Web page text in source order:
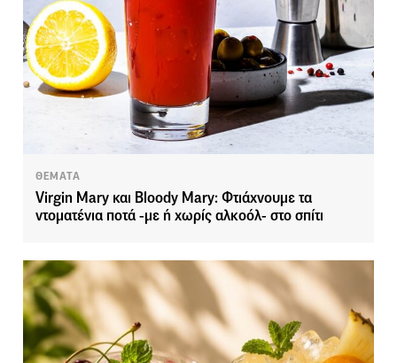
ΘΕΜΑΤΑ
Virgin Mary και Bloody Mary: Φτιάχνουμε τα
ντοματένια ποτά -με ή χωρίς αλκοόλ- στο σπίτι